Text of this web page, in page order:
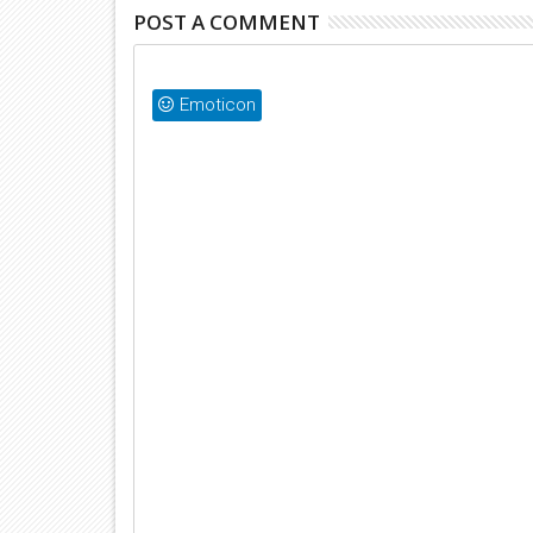
POST A COMMENT
Emoticon